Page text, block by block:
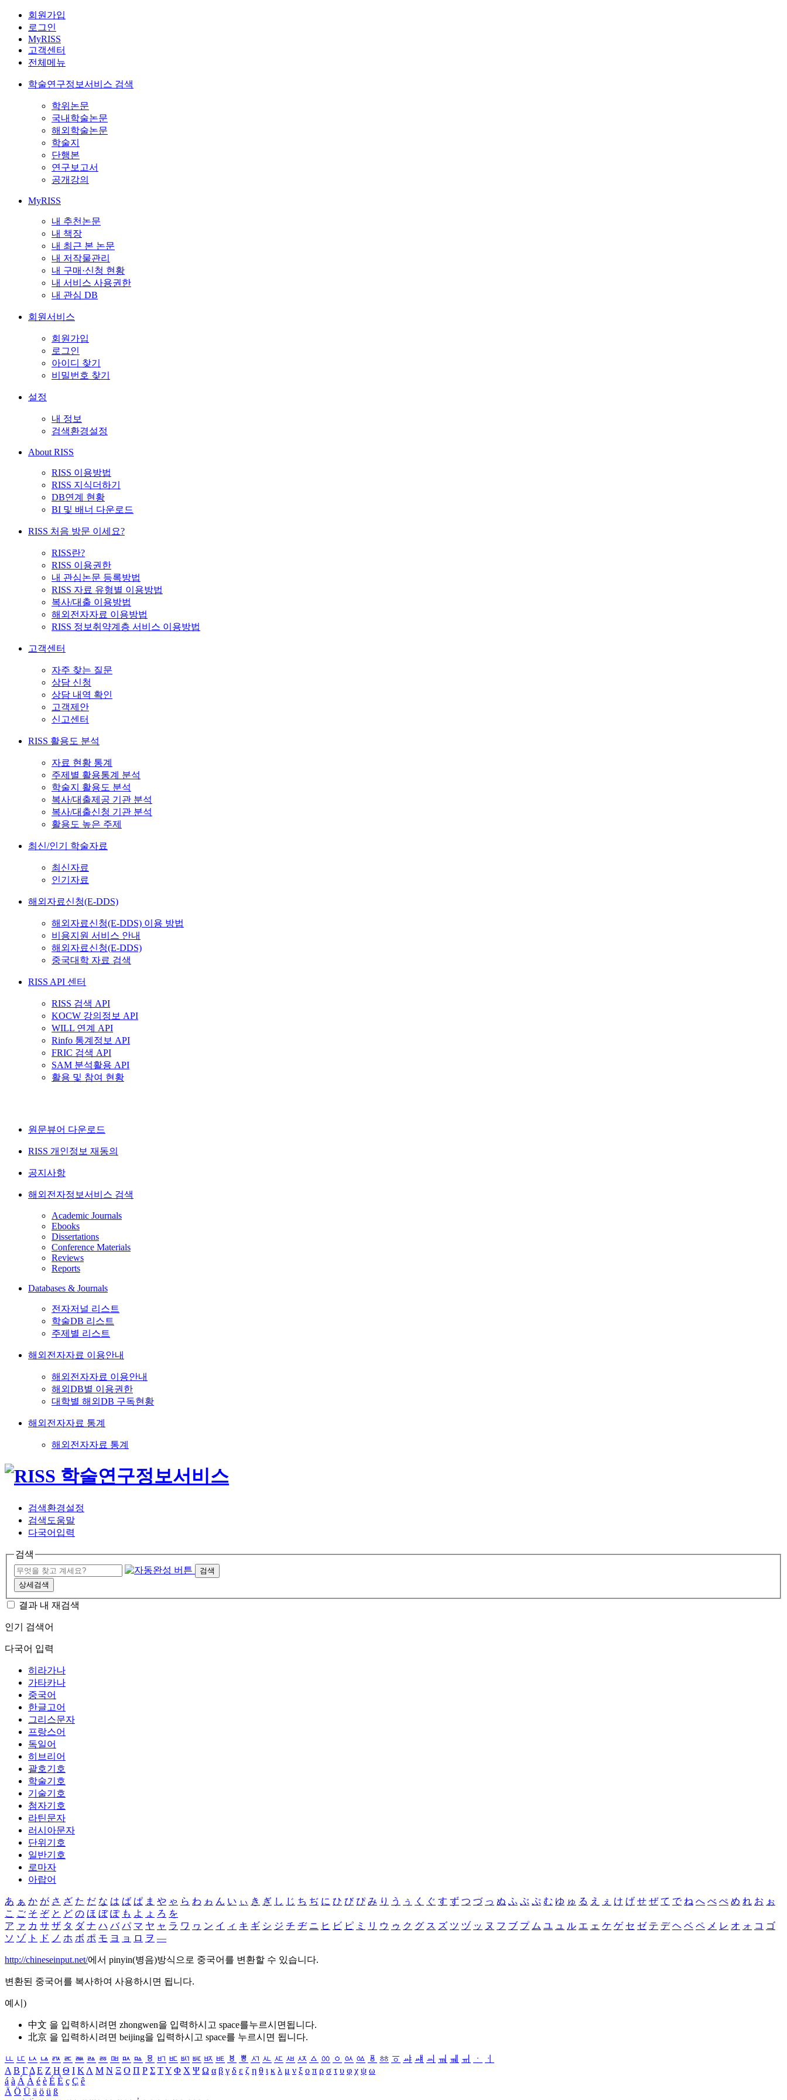
회원가입
로그인
MyRISS
고객센터
전체메뉴
학술연구정보서비스 검색
학위논문
국내학술논문
해외학술논문
학술지
단행본
연구보고서
공개강의
MyRISS
내 추천논문
내 책장
내 최근 본 논문
내 저작물관리
내 구매·신청 현황
내 서비스 사용권한
내 관심 DB
회원서비스
회원가입
로그인
아이디 찾기
비밀번호 찾기
설정
내 정보
검색환경설정
About RISS
RISS 이용방법
RISS 지식더하기
DB연계 현황
BI 및 배너 다운로드
RISS 처음 방문 이세요?
RISS란?
RISS 이용권한
내 관심논문 등록방법
RISS 자료 유형별 이용방법
복사/대출 이용방법
해외전자자료 이용방법
RISS 정보취약계층 서비스 이용방법
고객센터
자주 찾는 질문
상담 신청
상담 내역 확인
고객제안
신고센터
RISS 활용도 분석
자료 현황 통계
주제별 활용통계 분석
학술지 활용도 분석
복사/대출제공 기관 분석
복사/대출신청 기관 분석
활용도 높은 주제
최신/인기 학술자료
최신자료
인기자료
해외자료신청(E-DDS)
해외자료신청(E-DDS) 이용 방법
비용지원 서비스 안내
해외자료신청(E-DDS)
중국대학 자료 검색
RISS API 센터
RISS 검색 API
KOCW 강의정보 API
WILL 연계 API
Rinfo 통계정보 API
FRIC 검색 API
SAM 분석활용 API
활용 및 참여 현황
원문뷰어 다운로드
RISS 개인정보 재동의
공지사항
해외전자정보서비스 검색
Academic Journals
Ebooks
Dissertations
Conference Materials
Reviews
Reports
Databases & Journals
전자저널 리스트
학술DB 리스트
주제별 리스트
해외전자자료 이용안내
해외전자자료 이용안내
해외DB별 이용권한
대학별 해외DB 구독현황
해외전자자료 통계
해외전자자료 통계
검색환경설정
검색도움말
다국어입력
검색
검색
상세검색
결과 내 재검색
인기 검색어
다국어 입력
히라가나
가타카나
중국어
한글고어
그리스문자
프랑스어
독일어
히브리어
괄호기호
학술기호
기술기호
첨자기호
라틴문자
러시아문자
단위기호
일반기호
로마자
아랍어
あ ぁ か が さ ざ た だ な は ば ぱ ま や ゃ ら わ ゎ ん い ぃ き ぎ し じ ち ぢ に ひ び ぴ み り う ぅ く ぐ す ず つ づ っ ぬ ふ ぶ ぷ む ゆ ゅ る え ぇ け げ せ ぜ て で ね へ べ ぺ め れ お ぉ
こ ご そ ぞ と ど の ほ ぼ ぽ も よ ょ ろ を
ア ァ カ サ ザ タ ダ ナ ハ バ パ マ ヤ ャ ラ ワ ヮ ン イ ィ キ ギ シ ジ チ ヂ ニ ヒ ビ ピ ミ リ ウ ゥ ク グ ス ズ ツ ヅ ッ ヌ フ ブ プ ム ユ ュ ル エ ェ ケ ゲ セ ゼ テ デ ヘ ベ ペ メ レ オ ォ コ ゴ
ソ ゾ ト ド ノ ホ ボ ポ モ ヨ ョ ロ ヲ ―
http://chineseinput.net/에서 pinyin(병음)방식으로 중국어를 변환할 수 있습니다.
변환된 중국어를 복사하여 사용하시면 됩니다.
예시)
中文 을 입력하시려면 zhongwen을 입력하시고 space를누르시면됩니다.
北京 을 입력하시려면 beijing을 입력하시고 space를 누르시면 됩니다.
ㅥ ㅦ ㅧ ㅨ ㅩ ㅪ ㅫ ㅬ ㅭ ㅮ ㅯ ㅰ ㅱ ㅲ ㅳ ㅴ ㅵ ㅶ ㅷ ㅸ ㅹ ㅺ ㅻ ㅼ ㅽ ㅾ ㅿ ㆀ ㆁ ㆂ ㆃ ㆄ ㆅ ㆆ ㆇ ㆈ ㆉ ㆊ ㆋ ㆌ ㆍ
ㆎ
Α Β ΓΔ Ε Ζ Η Θ Ι ΚΛ Μ Ν Ξ Ο Π Ρ Σ ΤΥ Φ Χ Ψ Ω α β γ δ ε ζ η θ ι κ λ μ ν ξ ο π ρ σ τ υ φ χ ψ ω
á à Á À é è É È ç Ç ê
Ä Ö Ü ä ö ü ß